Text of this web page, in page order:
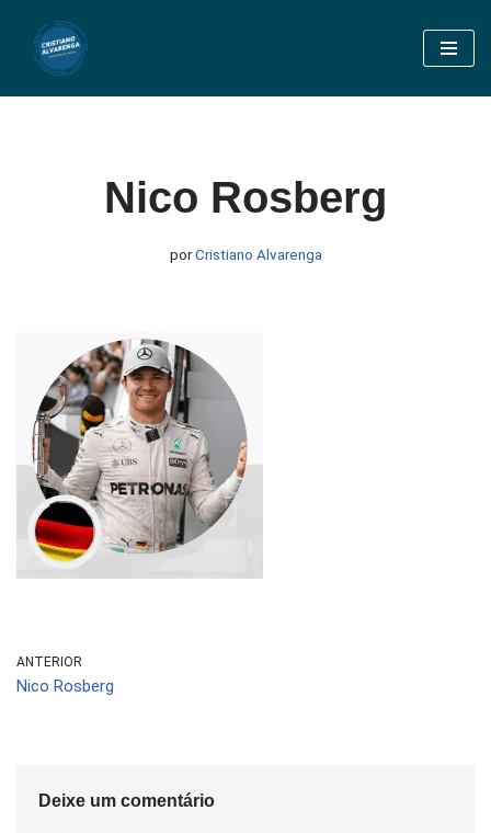
Pular
Nico Rosberg
porCristiano Alvarenga
ANTERIOR
Nico Rosberg
Deixe um comentário